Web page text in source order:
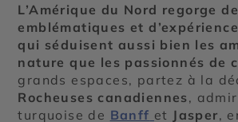
L’Amérique du Nord regorge
emblématiques et
qui séduisent aussi bien les
nature que les passionnés de
grands espaces, partez à la
Rocheuses canadiennes,
turquoise de Banff et Jasper,